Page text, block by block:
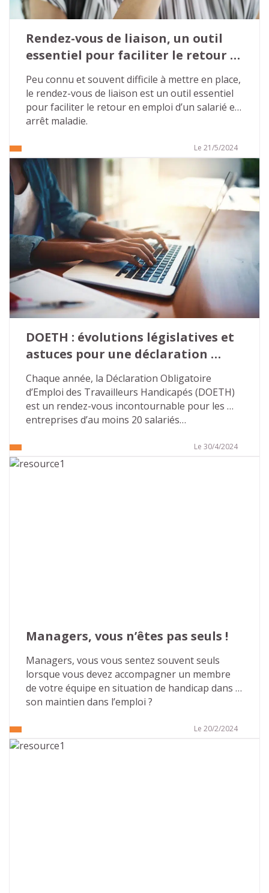
Rendez-vous de liaison, un outil
essentiel pour faciliter le retour
en emploi
Peu connu et souvent difficile à mettre en place,
le rendez-vous de liaison est un outil essentiel
pour faciliter le retour en emploi d’un salarié en
arrêt maladie.
Le 21/5/2024
DOETH : évolutions législatives et
astuces pour une déclaration
réussie
Chaque année, la Déclaration Obligatoire
d’Emploi des Travailleurs Handicapés (DOETH)
est un rendez-vous incontournable pour les
entreprises d’au moins 20 salariés…
Le 30/4/2024
Managers, vous n’êtes pas seuls !
Managers, vous vous sentez souvent seuls
lorsque vous devez accompagner un membre
de votre équipe en situation de handicap dans
son maintien dans l’emploi ?
Le 20/2/2024